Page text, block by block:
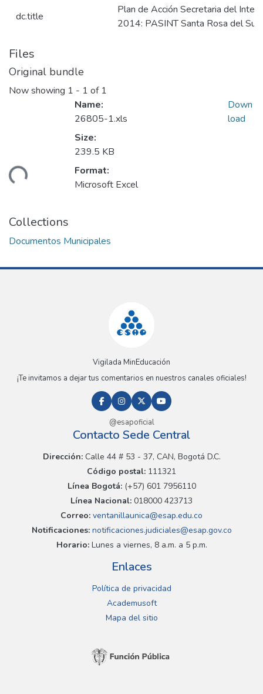
dc.title
Plan de Acción Secretaria del
2014: PASINT Santa Rosa del
Files
Original bundle
Now showing 1 - 1 of 1
Name:
26805-1.xls
Size:
239.5 KB
Format:
Microsoft Excel
Down
load
Collections
Documentos Municipales
Vigilada MinEducación
¡Te invitamos a dejar tus comentarios en nuestros canales oficiales!
@esapoficial
Contacto Sede Central
Dirección:Calle 44 # 53 - 37, CAN, Bogotá D.C.
Código postal: 111321
Línea Bogotá:(+57) 601 7956110
Línea Nacional: 018000 423713
Correo: ventanillaunica@esap.edu.co
Notificaciones:notificaciones.judiciales@esap.gov.co
Horario:Lunes a viernes, 8 a.m. a 5 p.m.
Enlaces
Política de privacidad
Academusoft
Mapa del sitio